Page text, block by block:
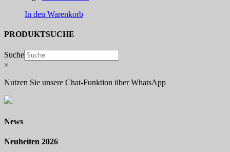
In den Warenkorb
PRODUKTSUCHE
Suche
×
Nutzen Sie unsere Chat-Funktion über WhatsApp
News
Neuheiten 2026